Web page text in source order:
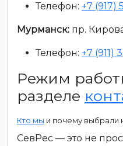
Телефон: +7 (917)
Мурманск: пр.
Телефон: +7 (911)
Режим
разделе
Кто мы и почему выбрали
СевРес — это не